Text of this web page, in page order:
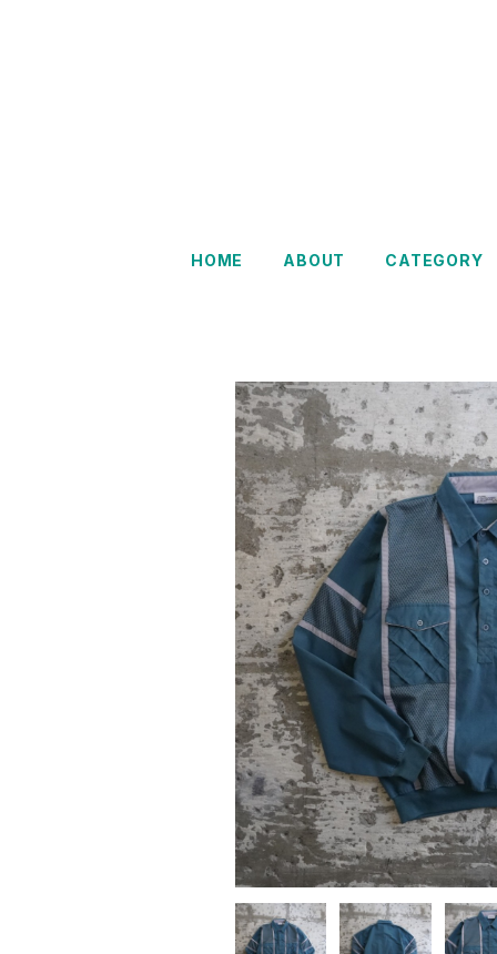
HOME ABOUT CATEGORY